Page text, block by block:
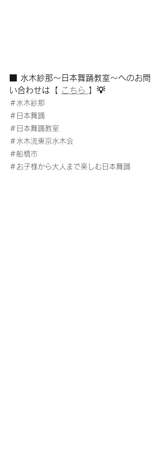
■ 水木紗那〜日本舞踊教室〜へのお問
い合わせは【
こちら 】💡
＃水木紗那
＃日本舞踊
＃日本舞踊教室
＃水木流東京水木会
＃船橋市
＃お子様から大人まで楽しむ日本舞踊